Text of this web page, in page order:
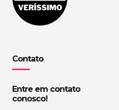
Contato
Entre em contato
conosco!